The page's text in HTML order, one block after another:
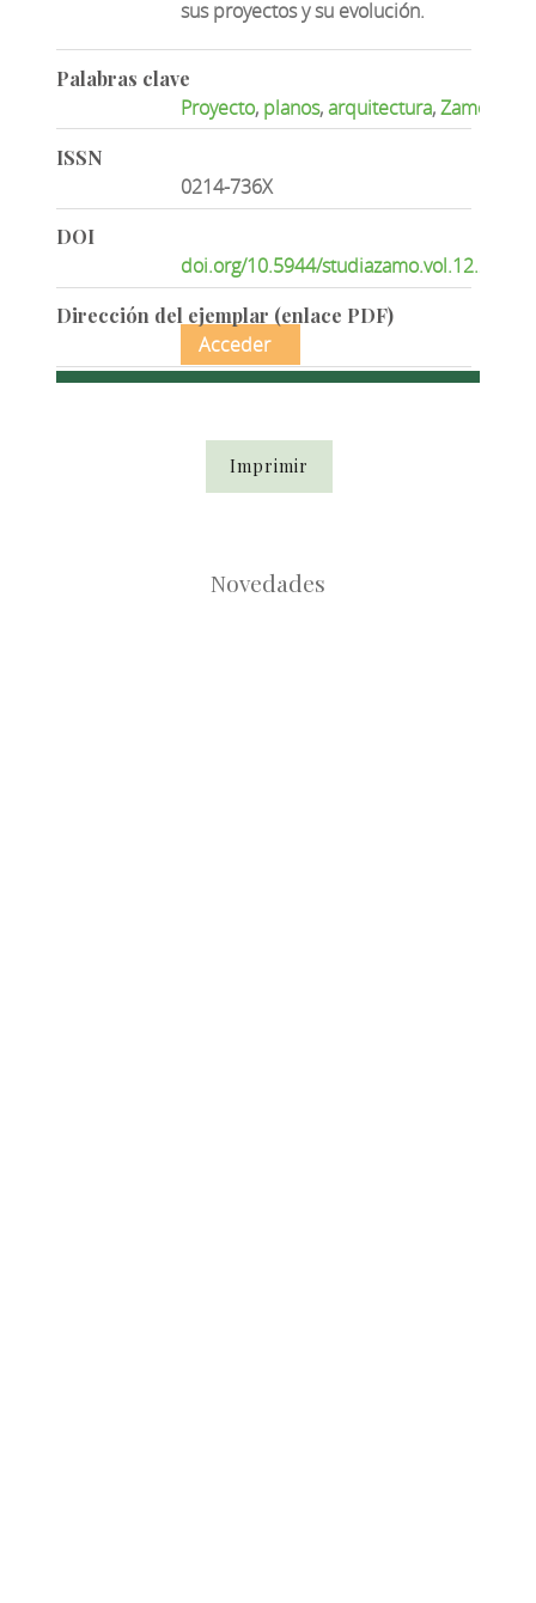
sus proyectos y su evolución.
Palabras clave
Proyecto, planos,arquitectura,Zamora
ISSN
0214-736X
DOI
doi.org/10.5944/
Dirección del ejemplar (enlace PDF)
Acceder
Imprimir
Novedades